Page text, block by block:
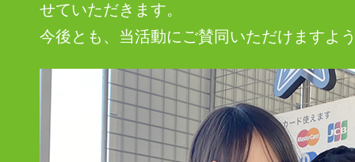
せていただきます。
今後とも、当活動にご賛同いただけますよ